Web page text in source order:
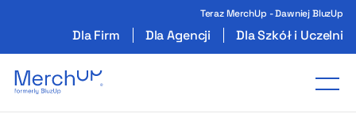
Teraz MerchUp - Dawniej BluzUp
Dla Firm Dla Agencji Dla Szkół i Uczelni
Odzież reklamowa z nadrukiem i gadżety